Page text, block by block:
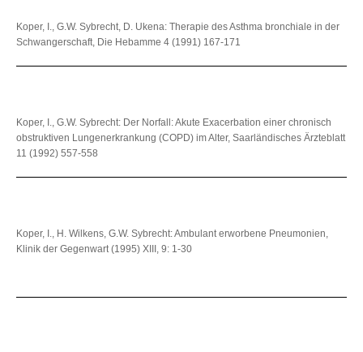
Koper, I., G.W. Sybrecht, D. Ukena: Therapie des Asthma bronchiale in der
Schwangerschaft, Die Hebamme 4 (1991) 167-171
Koper, I., G.W. Sybrecht: Der Norfall: Akute Exacerbation einer chronisch
obstruktiven Lungenerkrankung (COPD) im Alter, Saarländisches Ärzteblatt
11 (1992) 557-558
Koper, I., H. Wilkens, G.W. Sybrecht: Ambulant erworbene Pneumonien,
Klinik der Gegenwart (1995) XIII, 9: 1-30